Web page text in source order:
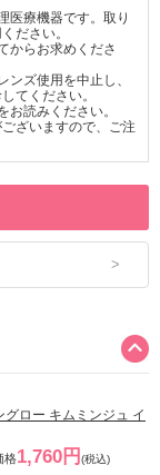
医療機器です。取り
ださい。
からお求めくださ
ンズ使用を中止し、
てください。
お読みください。
ざいますので、ご注
ロー キムミンジュ イ
格1,760円 (税込)